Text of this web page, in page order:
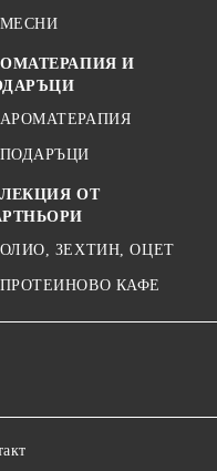
МЕСНИ
И
АРОМАТЕРАПИЯ
ПОДАРЪЦИ
ОТ
ОЛИО, ЗЕХТИН, ОЦЕТ
ПРОТЕИНОВО КАФЕ